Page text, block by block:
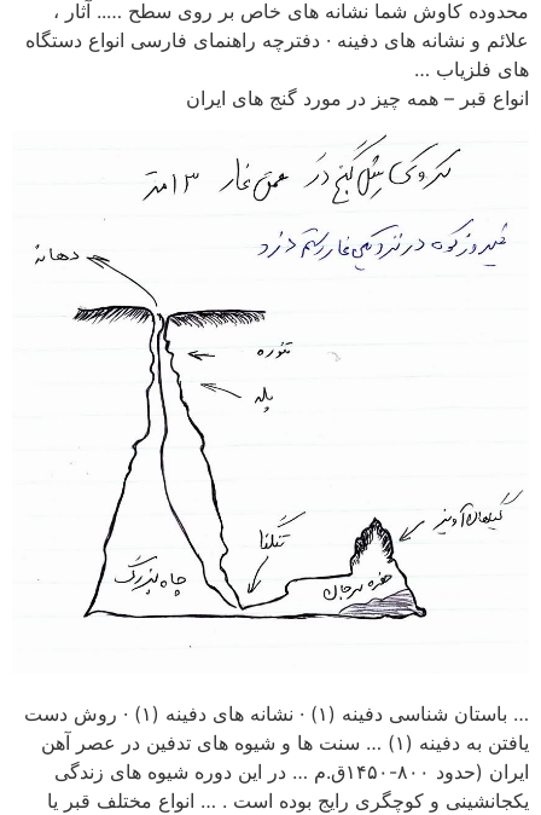
محدوده کاوش شما نشانه های خاص بر روی سطح ….. آثار ،
علائم و نشانه های دفینه · دفترچه راهنمای فارسی انواع دستگاه
های فلزیاب …
انواع قبر – همه چیز در مورد گنج های ایران
… باستان شناسی دفینه (۱) · نشانه های دفینه (۱) · روش دست
یافتن به دفینه (۱) … سنت ها و شیوه های تدفین در عصر آهن
ایران (حدود ۸۰۰-۱۴۵۰ق.م … در این دوره شیوه های زندگی
یکجانشینی و کوچگری رایج بوده است . … انواع مختلف قبر یا